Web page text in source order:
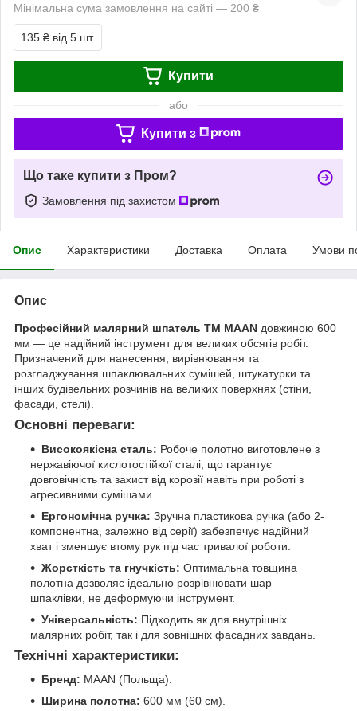
Мінімальна сума замовлення на сайті — 200 ₴
135 ₴ від 5 шт.
Купити
або
Купити з
Що таке купити з Пром?
Замовлення під захистом
Опис Характеристики Доставка Оплата Умови
Опис
Професійний малярний шпатель ТМ MAAN довжиною 600
мм — це надійний інструмент для великих обсягів робіт.
Призначений для нанесення, вирівнювання та
розгладжування шпаклювальних сумішей, штукатурки та
інших будівельних розчинів на великих поверхнях (стіни,
фасади, стелі).
Основні переваги:
Високоякісна сталь: Робоче полотно виготовлене з
нержавіючої кислотостійкої сталі, що гарантує
довговічність та захист від корозії навіть при роботі з
агресивними сумішами.
Ергономічна ручка: Зручна пластикова ручка (або 2-
компонентна, залежно від серії) забезпечує надійний
хват і зменшує втому рук під час тривалої роботи.
Жорсткість та гнучкість: Оптимальна товщина
полотна дозволяє ідеально розрівнювати шар
шпаклівки, не деформуючи інструмент.
Універсальність: Підходить як для внутрішніх
малярних робіт, так і для зовнішніх фасадних завдань.
Технічні характеристики:
Бренд: MAAN (Польща).
Ширина полотна: 600 мм (60 см).